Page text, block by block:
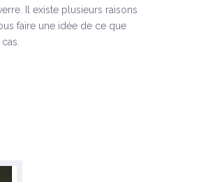
Il existe plusieurs raisons
faire une idée de ce que